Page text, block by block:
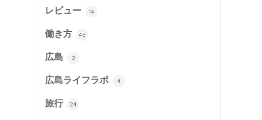
レビュー 14
働き方 45
広島 2
広島ライフラボ 4
旅行 24